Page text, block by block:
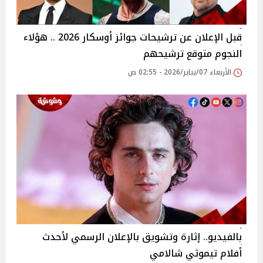
قبل الإعلان عن ترشيحات جوائز أوسكار 2026 .. هؤلاء
النجوم متوقع ترشيحهم
الأربعاء 07/يناير/2026 - 02:55 ص
بالفيديو.. إثارة وتشويق بالإعلان الرسمي لأحدث
أفلام تيموثي شالامي